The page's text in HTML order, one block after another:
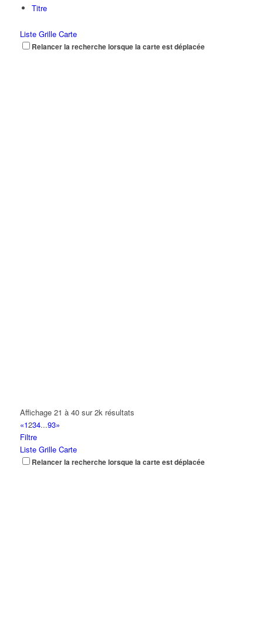
Titre
Liste Grille Carte
Relancer la recherche lorsque la carte est déplacée
Affichage 21 à 40 sur 2k résultats
«1234...93»
Filtre
Liste Grille Carte
Relancer la recherche lorsque la carte est déplacée